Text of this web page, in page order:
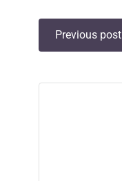
Post
Previous post